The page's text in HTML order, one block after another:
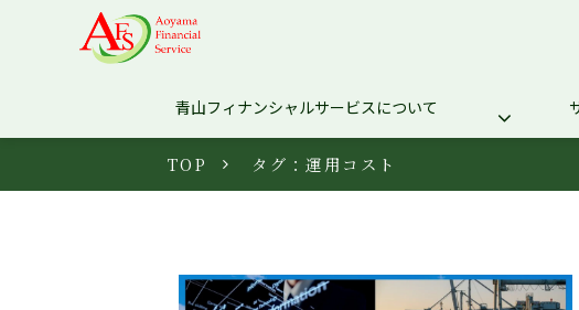
青山フィナンシャルサービスについて
TOP タグ：運用コスト